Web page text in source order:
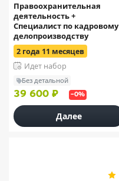
Правоохранительная
деятельность +
Специалист по кадровому
делопроизводству
2 года 11 месяцев
Идет набор
Без детальной
39 600 ₽ –0%
Далее